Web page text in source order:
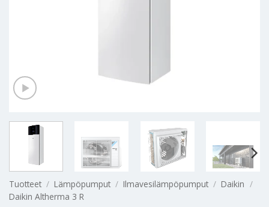
Tuotteet / Lämpöpumput / Ilmavesilämpöpumput / Daikin /
Daikin Altherma 3 R